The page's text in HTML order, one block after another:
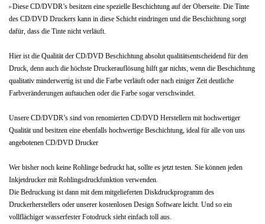
Diese CD/DVDR’s besitzen eine spezielle Beschichtung auf der Oberseite. Die Tinte
des CD/DVD Druckers kann in diese Schicht eindringen und die Beschichtung sorgt
dafür, dass die Tinte nicht verläuft.
Hier ist die Qualität der CD/DVD Beschichtung absolut qualitätsentscheidend für den
Druck, denn auch die höchste Druckerauflösung hilft gar nichts, wenn die Beschichtung
qualitativ minderwertig ist und die Farbe verläuft oder nach einiger Zeit deutliche
Farbveränderungen auftauchen oder die Farbe sogar verschwindet.
Unsere CD/DVDR’s sind von renomierten CD/DVD Herstellern mit hochwertiger
Qualität und besitzen eine ebenfalls hochwertige Beschichtung, ideal für alle von uns
angebotenen CD/DVD Drucker
Wer bisher noch keine Rohlinge bedruckt hat, sollte es jetzt testen. Sie können jeden
Inkjetdrucker mit Rohlingsdruckfunktion verwenden.
Die Bedruckung ist dann mit dem mitgelieferten Diskdruckprogramm des
Druckerherstellers oder unserer kostenlosen Design Software leicht. Und so ein
vollflächiger wasserfester Fotodruck sieht einfach toll aus.